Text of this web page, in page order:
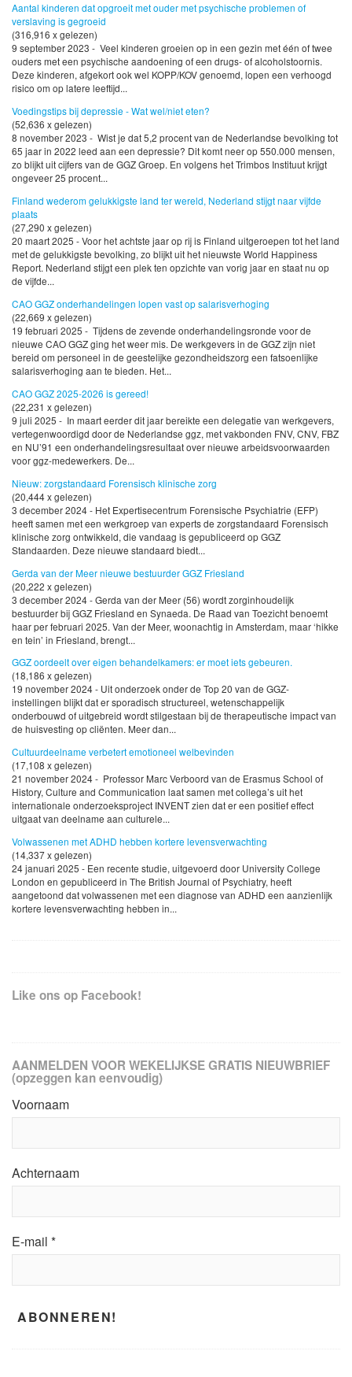
Aantal kinderen dat opgroeit met ouder met psychische problemen of
verslaving is gegroeid
(316,916 x gelezen)
9 september 2023 - Veel kinderen groeien op in een gezin met één of twee
ouders met een psychische aandoening of een drugs- of alcoholstoornis.
Deze kinderen, afgekort ook wel KOPP/KOV genoemd, lopen een verhoogd
risico om op latere leeftijd...
Voedingstips bij depressie - Wat wel/niet eten?
(52,636 x gelezen)
8 november 2023 - Wist je dat 5,2 procent van de Nederlandse bevolking tot
65 jaar in 2022 leed aan een depressie? Dit komt neer op 550.000 mensen,
zo blijkt uit cijfers van de GGZ Groep. En volgens het Trimbos Instituut krijgt
ongeveer 25 procent...
Finland wederom gelukkigste land ter wereld, Nederland stijgt naar vijfde
plaats
(27,290 x gelezen)
20 maart 2025 - Voor het achtste jaar op rij is Finland uitgeroepen tot het land
met de gelukkigste bevolking, zo blijkt uit het nieuwste World Happiness
Report. Nederland stijgt een plek ten opzichte van vorig jaar en staat nu op
de vijfde...
CAO GGZ onderhandelingen lopen vast op salarisverhoging
(22,669 x gelezen)
19 februari 2025 - Tijdens de zevende onderhandelingsronde voor de
nieuwe CAO GGZ ging het weer mis. De werkgevers in de GGZ zijn niet
bereid om personeel in de geestelijke gezondheidszorg een fatsoenlijke
salarisverhoging aan te bieden. Het...
CAO GGZ 2025-2026 is gereed!
(22,231 x gelezen)
9 juli 2025 - In maart eerder dit jaar bereikte een delegatie van werkgevers,
vertegenwoordigd door de Nederlandse ggz, met vakbonden FNV, CNV, FBZ
en NU’91 een onderhandelingsresultaat over nieuwe arbeidsvoorwaarden
voor ggz-medewerkers. De...
Nieuw: zorgstandaard Forensisch klinische zorg
(20,444 x gelezen)
3 december 2024 - Het Expertisecentrum Forensische Psychiatrie (EFP)
heeft samen met een werkgroep van experts de zorgstandaard Forensisch
klinische zorg ontwikkeld, die vandaag is gepubliceerd op GGZ
Standaarden. Deze nieuwe standaard biedt...
Gerda van der Meer nieuwe bestuurder GGZ Friesland
(20,222 x gelezen)
3 december 2024 - Gerda van der Meer (56) wordt zorginhoudelijk
bestuurder bij GGZ Friesland en Synaeda. De Raad van Toezicht benoemt
haar per februari 2025. Van der Meer, woonachtig in Amsterdam, maar ‘hikke
en tein’ in Friesland, brengt...
GGZ oordeelt over eigen behandelkamers: er moet iets gebeuren.
(18,186 x gelezen)
19 november 2024 - Uit onderzoek onder de Top 20 van de GGZ-
instellingen blijkt dat er sporadisch structureel, wetenschappelijk
onderbouwd of uitgebreid wordt stilgestaan bij de therapeutische impact van
de huisvesting op cliënten. Meer dan...
Cultuurdeelname verbetert emotioneel welbevinden
(17,108 x gelezen)
21 november 2024 - Professor Marc Verboord van de Erasmus School of
History, Culture and Communication laat samen met collega’s uit het
internationale onderzoeksproject INVENT zien dat er een positief effect
uitgaat van deelname aan culturele...
Volwassenen met ADHD hebben kortere levensverwachting
(14,337 x gelezen)
24 januari 2025 - Een recente studie, uitgevoerd door University College
London en gepubliceerd in The British Journal of Psychiatry, heeft
aangetoond dat volwassenen met een diagnose van ADHD een aanzienlijk
kortere levensverwachting hebben in...
Like ons op Facebook!
AANMELDEN VOOR WEKELIJKSE GRATIS NIEUWBRIEF
(opzeggen kan eenvoudig)
Voornaam
Achternaam
E-mail *